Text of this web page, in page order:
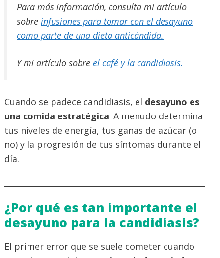
Para más información, consulta mi artículo
sobre infusiones para tomar con el desayuno
como parte de una dieta anticándida.
Y mi artículo sobre el café y la candidiasis.
Cuando se padece candidiasis, el desayuno es
una comida estratégica. A menudo determina
tus niveles de energía, tus ganas de azúcar (o
no) y la progresión de tus síntomas durante el
día.
¿Por qué es tan importante el
desayuno para la candidiasis?
El primer error que se suele cometer cuando